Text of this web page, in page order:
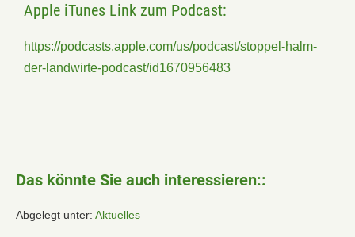
Apple iTunes Link zum Podcast:
https://podcasts.apple.com/us/podcast/stoppel-halm-
der-landwirte-podcast/id1670956483
Das könnte Sie auch interessieren::
Abgelegt unter: Aktuelles